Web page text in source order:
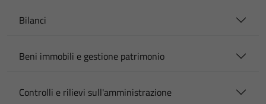
Bilanci
Beni immobili e gestione patrimonio
Controlli e rilievi sull'amministrazione